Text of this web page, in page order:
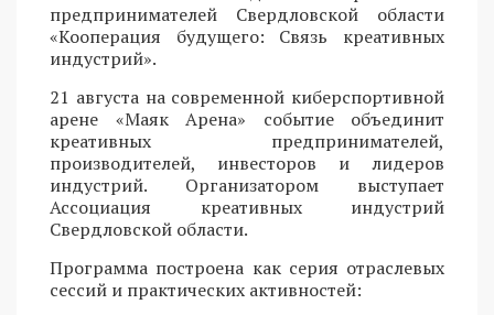
предпринимателей Свердловской области
«Кооперация будущего: Связь креативных
индустрий».
21 августа на современной киберспортивной
арене «Маяк Арена» событие объединит
креативных предпринимателей,
производителей, инвесторов и лидеров
индустрий. Организатором выступает
Ассоциация креативных индустрий
Свердловской области.
Программа построена как серия отраслевых
сессий и практических активностей: